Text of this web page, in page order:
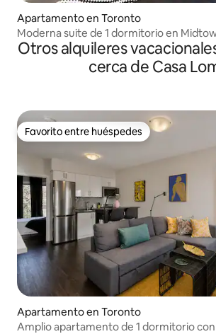
Apartamento en Toronto
Moderna suite de 1 dormitorio en
Otros alquileres
cerca de Casa
Favorito entre huéspedes
Favorito entre huéspedes
Apartamento en Toronto
Amplio apartamento de 1 dormitorio